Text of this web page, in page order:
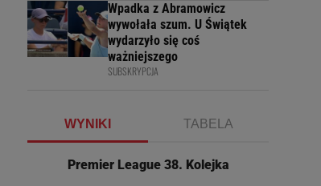
Wpadka z Abramowicz
wywołała szum. U Świątek
wydarzyło się coś
ważniejszego
SUBSKRYPCJA
WYNIKI TABELA
Premier League 38. Kolejka